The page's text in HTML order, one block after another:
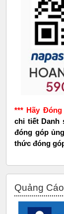
*** Hãy Đóng
chi tiết Danh
đóng góp
thức đóng
Quảng Cáo